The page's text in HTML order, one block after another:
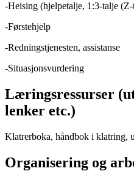
-Heising (hjelpetalje, 1:3-talje
-Førstehjelp
-Redningstjenesten, assistanse
-Situasjonsvurdering
Læringsressurser
lenker etc.)
Klatrerboka, håndbok i klatring,
Organisering og